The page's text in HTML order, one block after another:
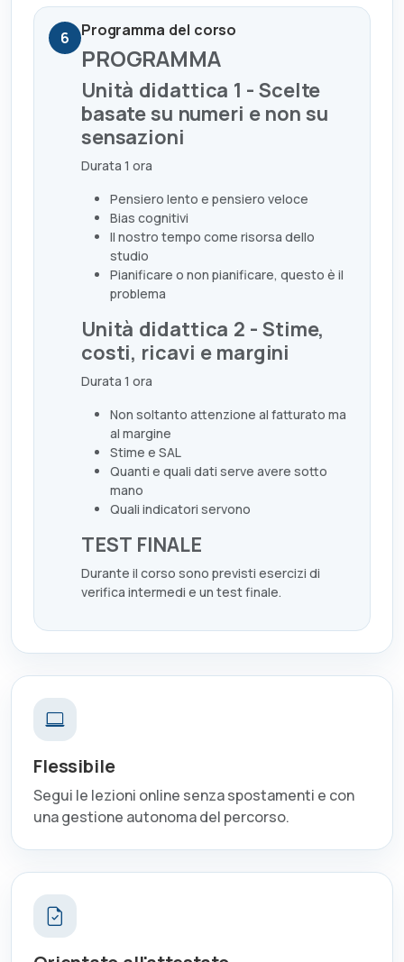
6 Programma del corso
PROGRAMMA
Unità didattica 1 - Scelte
basate su numeri e non su
sensazioni
Durata 1 ora
Pensiero lento e pensiero veloce
Bias cognitivi
Il nostro tempo come risorsa dello
studio
Pianificare o non pianificare, questo è il
problema
Unità didattica 2 - Stime,
costi, ricavi e margini
Durata 1 ora
Non soltanto attenzione al fatturato ma
al margine
Stime e SAL
Quanti e quali dati serve avere sotto
mano
Quali indicatori servono
TEST FINALE
Durante il corso sono previsti esercizi di
verifica intermedi e un test finale.
Flessibile
Segui le lezioni online senza spostamenti e con
una gestione autonoma del percorso.